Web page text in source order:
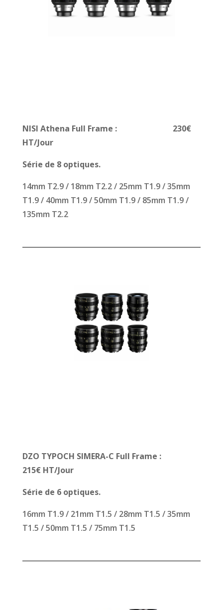
NISI Athena Full Frame : 230€
HT/Jour
Série de 8 optiques.
14mm T2.9 / 18mm T2.2 / 25mm T1.9 / 35mm
T1.9 / 40mm T1.9 / 50mm T1.9 / 85mm T1.9 /
135mm T2.2
DZO TYPOCH SIMERA-C Full Frame :
215€ HT/Jour
Série de 6 optiques.
16mm T1.9 / 21mm T1.5 / 28mm T1.5 / 35mm
T1.5 / 50mm T1.5 / 75mm T1.5